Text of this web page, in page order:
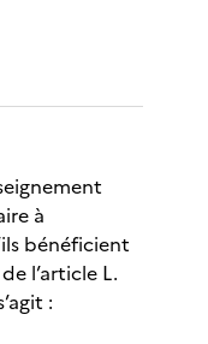
à
bénéficient
l’article L.
: